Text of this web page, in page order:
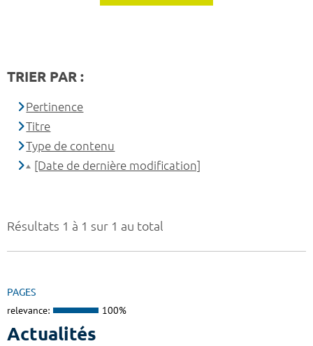
Résultats 1 à 1 sur 1 au total
PAGES
relevance: 100%
Actualités
TRIER PAR :
Pertinence
Titre
Type de contenu
[Date de dernière modification]